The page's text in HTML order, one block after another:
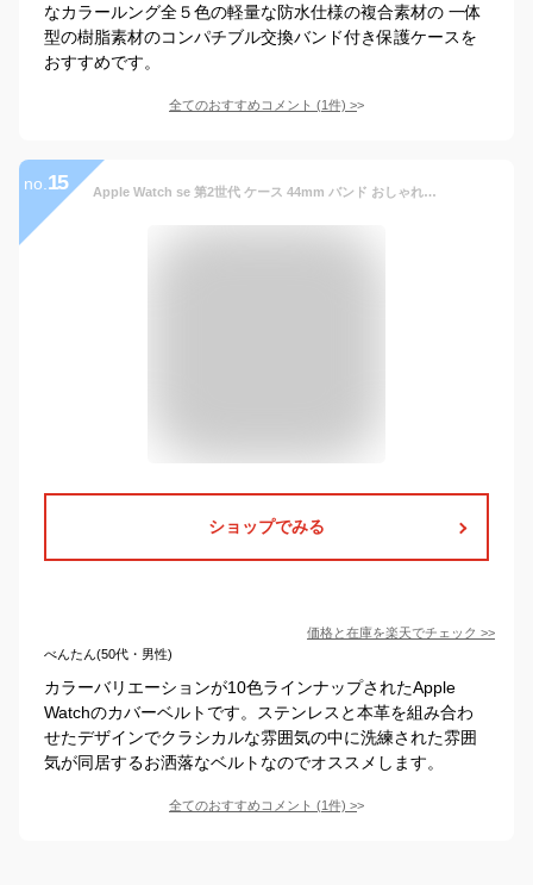
なカラールング全５色の軽量な防水仕様の複合素材の 一体
型の樹脂素材のコンパチブル交換バンド付き保護ケースを
おすすめです。
全てのおすすめコメント (1件) >
no. 15 Apple Watch se 第2世代 ケース 44mm バンド おしゃれ ステンレス 高級 耐衝撃 アップルウォッチ 40mm カバー ベルト 一体 本革 レザー 革 series 6 5 4 SE SE2 ゴールド かわいい カジュアル 社会人 大学生 高校生 20代 30代 40代 ギフト プレゼント
ショップでみる
価格と在庫を楽天でチェック >>
べんたん(50代・男性)
カラーバリエーションが10色ラインナップされたApple
Watchのカバーベルトです。ステンレスと本革を組み合わ
せたデザインでクラシカルな雰囲気の中に洗練された雰囲
気が同居するお洒落なベルトなのでオススメします。
全てのおすすめコメント (1件) >